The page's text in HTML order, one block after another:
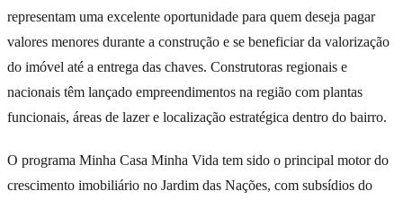
representam uma excelente oportunidade para quem deseja pagar
valores menores durante a construção e se beneficiar da valorização
do imóvel até a entrega das chaves. Construtoras regionais e
nacionais têm lançado empreendimentos na região com plantas
funcionais, áreas de lazer e localização estratégica dentro do bairro.
O programa Minha Casa Minha Vida tem sido o principal motor do
crescimento imobiliário no Jardim das Nações, com subsídios do